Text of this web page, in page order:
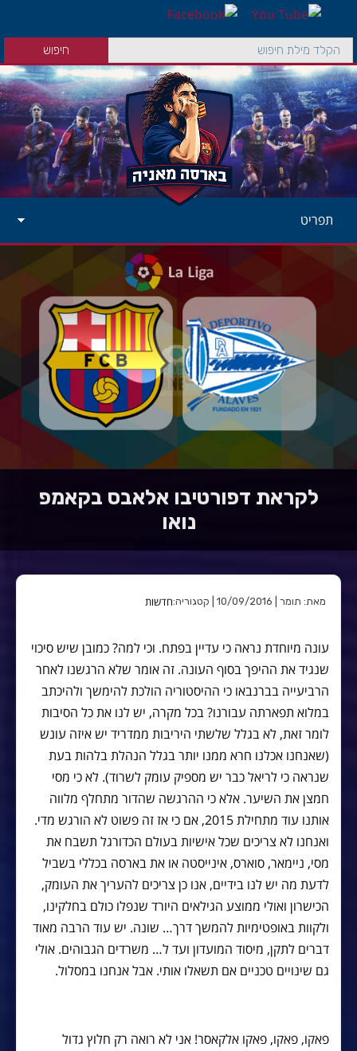
תפריט
לקראת דפורטיבו אלאבס בקאמפ
נואו
מאת: תומר | 10/09/2016 | קטגוריה: חדשות
עונה מיוחדת נראה כי עדיין בפתח. וכי למה? כמובן שיש סיכוי
שנגיד את ההיפך בסוף העונה. זה אומר שלא הרגשנו לאחר
הרביעייה בברנבאו כי ההיסטוריה הולכת להימשך ולהיכתב
במלוא תפארתה עבורנו? בכל מקרה, יש לנו את כל הסיבות
לומר זאת, לא בגלל שלשתי היריבות ממדריד יש איזה עונש
(שאנחנו אכלנו חרא ממנו יותר בגלל הנהלת בלהות בעת
שנראה כי לריאל כבר יש מספיק עומק לשרוד). לא כי מסי
חמצן את השיער. אלא כי ההרגשה שהדור מתחלף מלווה
אותנו עוד מתחילת 2015, אם כי אז זה פשוט לא הורגש מדי.
ואנחנו לא צריכים שכל אישיות בעולם הכדורגל תשבח את
מסי, ניימאר, סוארס, אינייסטה או את בארסה בכללי בשביל
לדעת מה יש לנו בידיים, אנו כן צריכים להעריך את העומק,
הכישרון ואולי ממוצע הגילאים היורד שנפלו כולם בחלקינו,
ולקוות באופטימיות להמשך דרך… שונה. יש עוד הרבה מאוד
דברים לתקן, מיסוד המועדון ועד ל… משרדים הגבוהים. אולי
גם שינויים טכניים אם תשאלו אותי. אבל אנחנו במסלול.
פאקו, פאקו, פאקו אלקאסר! אני לא רואה רק חלוץ גדול